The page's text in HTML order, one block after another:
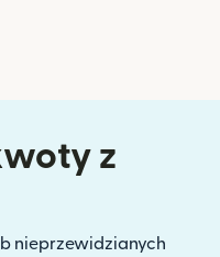
z
nieprzewidzianych